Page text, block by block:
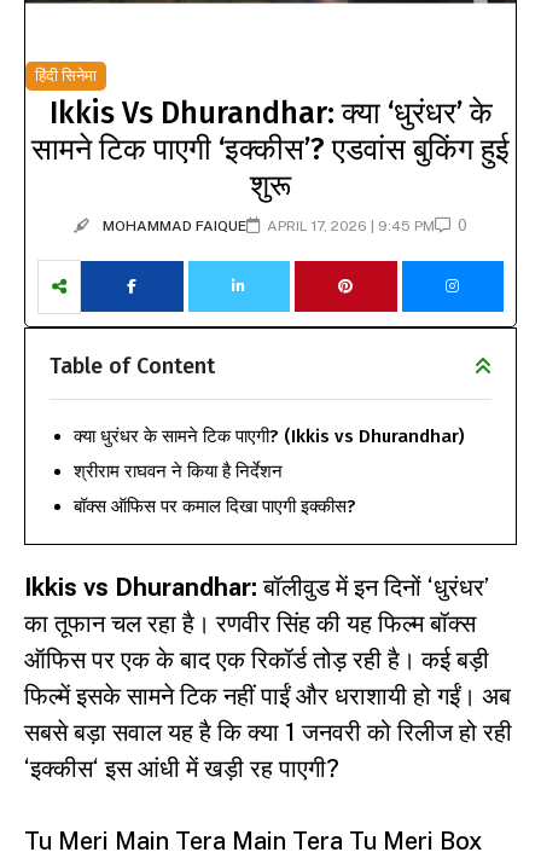
हिंदी सिनेमा
Ikkis Vs Dhurandhar: क्या ‘धुरंधर’ के
सामने टिक पाएगी ‘इक्कीस’? एडवांस बुकिंग हुई
शुरू
MOHAMMAD FAIQUE APRIL 17, 2026 | 9:45 PM 0
Table of Content
क्या धुरंधर के सामने टिक पाएगी? (Ikkis vs Dhurandhar)
श्रीराम राघवन ने किया है निर्देशन
बॉक्स ऑफिस पर कमाल दिखा पाएगी इक्कीस?
Ikkis vs Dhurandhar: बॉलीवुड में इन दिनों ‘धुरंधर’
का तूफान चल रहा है। रणवीर सिंह की यह फिल्म बॉक्स
ऑफिस पर एक के बाद एक रिकॉर्ड तोड़ रही है। कई बड़ी
फिल्में इसके सामने टिक नहीं पाईं और धराशायी हो गईं। अब
सबसे बड़ा सवाल यह है कि क्या 1 जनवरी को रिलीज हो रही
‘इक्कीस‘ इस आंधी में खड़ी रह पाएगी?
Tu Meri Main Tera Main Tera Tu Meri Box